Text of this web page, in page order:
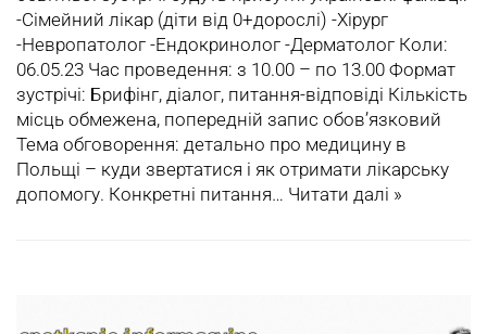
-Сімейний лікар (діти від 0+дорослі) -Хірург
-Невропатолог -Ендокринолог -Дерматолог Коли:
06.05.23 Час проведення: з 10.00 – по 13.00 Формат
зустрічі: Брифінг, діалог, питання-відповіді Кількість
місць обмежена, попередній запис обов’язковий
Тема обговорення: детально про медицину в
Польщі – куди звертатися і як отримати лікарську
допомогу. Конкретнi питання… Читати далі »